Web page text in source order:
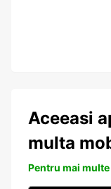
Aceeasi
multa
Pentru mai